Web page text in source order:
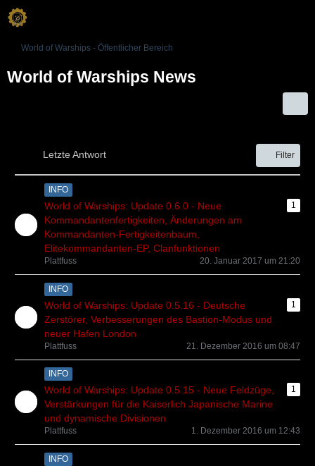
World of Warships - Öffentlicher Bereich
World of Warships News
Letzte Antwort Filter
INFO
World of Warships: Update 0.6.0 - Neue
Kommandantenfertigkeiten, Änderungen am
Kommandanten-Fertigkeitenbaum,
Elitekommandanten-EP, Clanfunktionen
1
Plattfuss 20. Januar 2017 um 21:20
INFO
World of Warships: Update 0.5.16 - Deutsche
Zerstörer, Verbesserungen des Bastion-Modus und
neuer Hafen London
1
Plattfuss 21. Dezember 2016 um 08:47
INFO
World of Warships: Update 0.5.15 - Neue Feldzüge,
Verstärkungen für die Kaiserlich Japanische Marine
und dynamische Divisionen
1
Plattfuss 1. Dezember 2016 um 12:43
INFO